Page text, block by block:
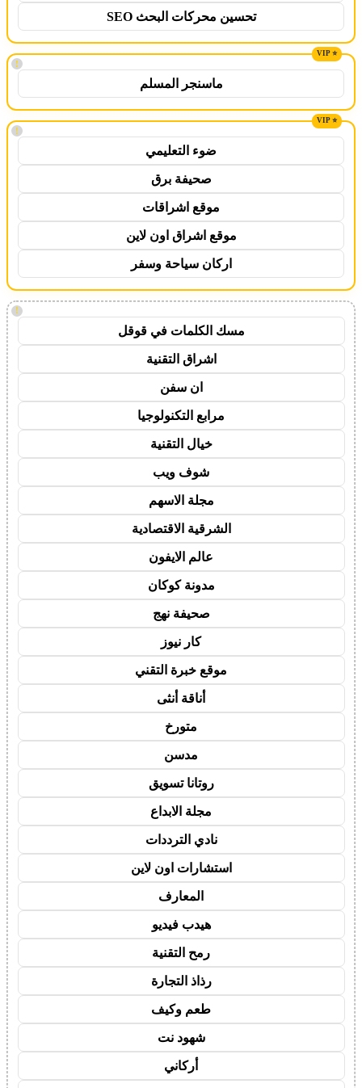
تحسين محركات البحث SEO
!
ماسنجر المسلم
!
ضوء التعليمي
صحيفة برق
موقع اشراقات
موقع اشراق اون لاين
اركان سياحة وسفر
!
مسك الكلمات في قوقل
اشراق التقنية
ان سفن
مرابع التكنولوجيا
خيال التقنية
شوف ويب
مجلة الاسهم
الشرقية الاقتصادية
عالم الايفون
مدونة كوكان
صحيفة نهج
كار نيوز
موقع خبرة التقني
أناقة أنثى
متورخ
مدسن
روتانا تسويق
مجلة الابداع
نادي الترددات
استشارات اون لاين
المعارف
هيدب فيديو
رمح التقنية
رذاذ التجارة
طعم وكيف
شهود نت
أركاني